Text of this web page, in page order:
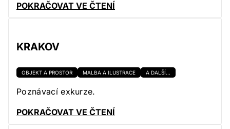
POKRAČOVAT VE ČTENÍ
KRAKOV
OBJEKT A PROSTOR MALBA A ILUSTRACE A DALŠÍ...
Poznávací exkurze.
POKRAČOVAT VE ČTENÍ